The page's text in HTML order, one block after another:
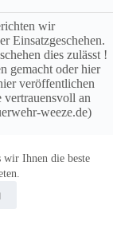
wir Ihnen die beste
wir
Einsatzgeschehen.
dies zulässt !
gemacht oder hier
veröffentlichen
vertrauensvoll an
weeze.de)